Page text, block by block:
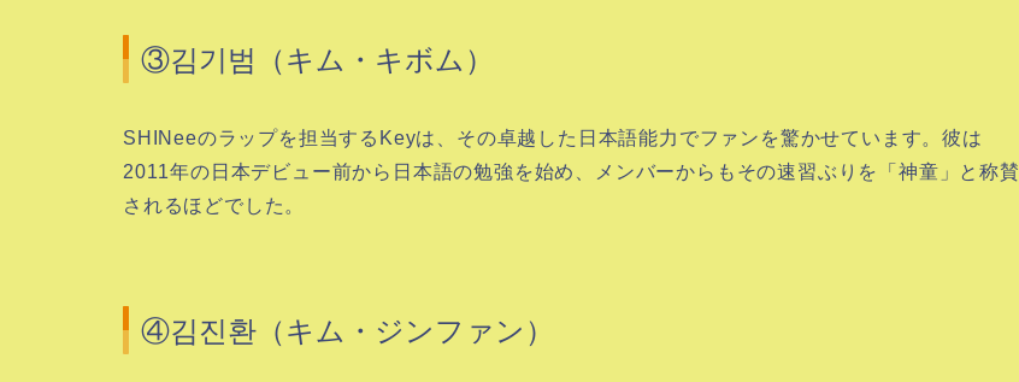
③김기범（キム・キボム）
SHINeeのラップを担当するKeyは、その卓越した日本語能力でファンを驚かせています。彼は
2011年の日本デビュー前から日本語の勉強を始め、メンバーからもその速習ぶりを「神童」と称賛
されるほどでした。
④김진환（キム・ジンファン）